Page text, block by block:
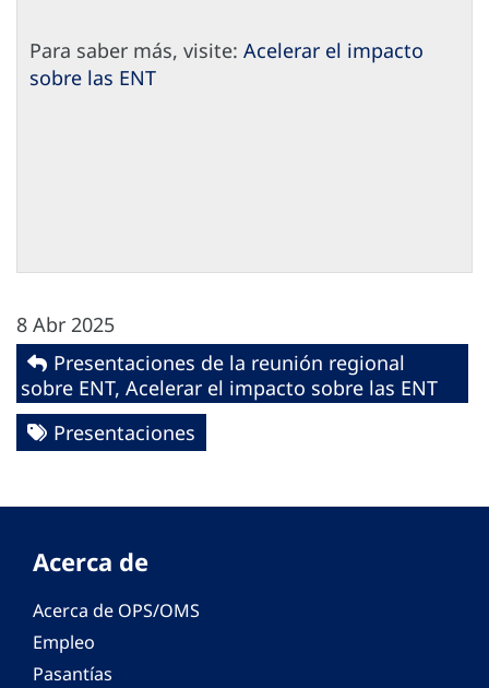
Para saber más, visite: Acelerar el impacto
sobre las ENT
8 Abr 2025
Presentaciones de la reunión regional
sobre ENT, Acelerar el impacto sobre las ENT
Presentaciones
Acerca de
Acerca de OPS/OMS
Empleo
Pasantías